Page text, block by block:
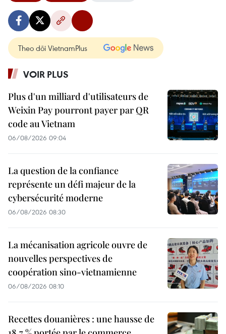
Theo dõi VietnamPlus
VOIR PLUS
Plus d'un milliard d'utilisateurs de
Weixin Pay pourront payer par QR
code au Vietnam
06/08/2026 09:04
La question de la confiance
représente un défi majeur de la
cybersécurité moderne
06/08/2026 08:30
La mécanisation agricole ouvre de
nouvelles perspectives de
coopération sino-vietnamienne
06/08/2026 08:10
Recettes douanières : une hausse de